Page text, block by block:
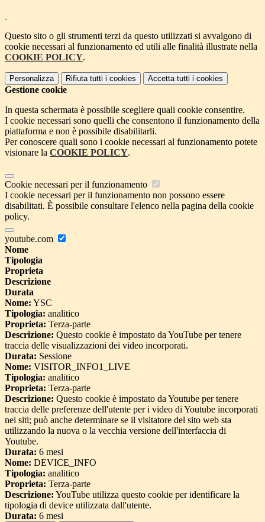
Questo sito o gli strumenti terzi da questo utilizzati si avvalgono di
cookie necessari al funzionamento ed utili alle finalità illustrate nella
COOKIE POLICY.
Personalizza Rifiuta tutti i cookies Accetta tutti i cookies
Gestione cookie
In questa schermata è possibile scegliere quali cookie consentire.
I cookie necessari sono quelli che consentono il funzionamento della
piattaforma e non è possibile disabilitarli.
Per conoscere quali sono i cookie necessari al funzionamento potete
visionare la COOKIE POLICY.
Cookie necessari per il funzionamento
I cookie necessari per il funzionamento non possono essere
disabilitati. È possibile consultare l'elenco nella pagina della cookie
policy.
youtube.com
Nome
Tipologia
Proprieta
Descrizione
Durata
Nome: YSC
Tipologia: analitico
Proprieta: Terza-parte
Descrizione: Questo cookie è impostato da YouTube per tenere
traccia delle visualizzazioni dei video incorporati.
Durata: Sessione
Nome: VISITOR_INFO1_LIVE
Tipologia: analitico
Proprieta: Terza-parte
Descrizione: Questo cookie è impostato da Youtube per tenere
traccia delle preferenze dell'utente per i video di Youtube incorporati
nei siti; può anche determinare se il visitatore del sito web sta
utilizzando la nuova o la vecchia versione dell'interfaccia di
Youtube.
Durata: 6 mesi
Nome: DEVICE_INFO
Tipologia: analitico
Proprieta: Terza-parte
Descrizione: YouTube utilizza questo cookie per identificare la
tipologia di device utilizzata dall'utente.
Durata: 6 mesi